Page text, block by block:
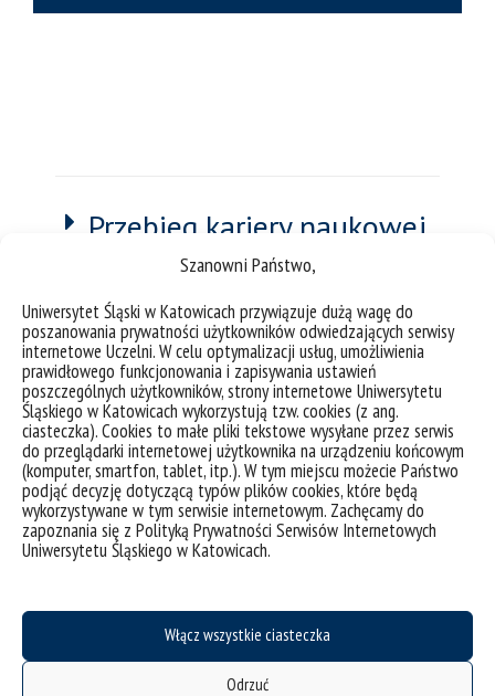
Szanowni Państwo,
Uniwersytet Śląski w Katowicach przywiązuje dużą wagę do
poszanowania prywatności użytkowników odwiedzających serwisy
internetowe Uczelni. W celu optymalizacji usług, umożliwienia
prawidłowego funkcjonowania i zapisywania ustawień
poszczególnych użytkowników, strony internetowe Uniwersytetu
Śląskiego w Katowicach wykorzystują tzw. cookies (z ang.
ciasteczka). Cookies to małe pliki tekstowe wysyłane przez serwis
do przeglądarki internetowej użytkownika na urządzeniu końcowym
(komputer, smartfon, tablet, itp.). W tym miejscu możecie Państwo
podjąć decyzję dotyczącą typów plików cookies, które będą
wykorzystywane w tym serwisie internetowym. Zachęcamy do
zapoznania się z Polityką Prywatności Serwisów Internetowych
Uniwersytetu Śląskiego w Katowicach.
Włącz wszystkie ciasteczka
Odrzuć
Przebieg kariery naukowej
Zainteresowania badawcze
Najważniejsze osiągnięcia
naukowe, wyróżnienia i
nagrody
Staże naukowe/Wizyty
studyjne